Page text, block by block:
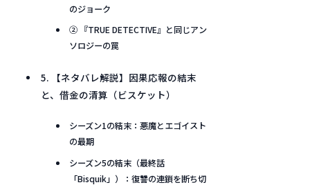
のジョーク
② 『TRUE DETECTIVE』と同じアン
ソロジーの罠
5. 【ネタバレ解説】因果応報の結末
と、借金の清算（ビスケット）
シーズン1の結末：悪魔とエゴイスト
の最期
シーズン5の結末（最終話
「Bisquik」）：復讐の連鎖を断ち切